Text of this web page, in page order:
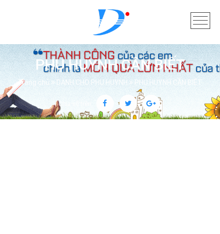
PHỤ HUYNH CẦN BIẾT
Trang chủ DÀNH CHO PHỤ HUYNH PHỤ HUYNH CẦN BIẾT
Chia sẻ trên: